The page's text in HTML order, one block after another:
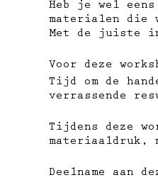
Heb je wel
materialen die
Met de juiste
Voor deze
Tijd om de
verrassende
Tijdens deze
materiaaldruk,
Deelname aan